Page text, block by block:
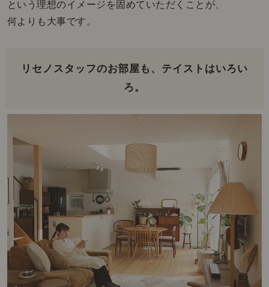
という理想のイメージを固めていただくことが、
何よりも大事です。
リセノスタッフのお部屋も、テイストはいろい
ろ。